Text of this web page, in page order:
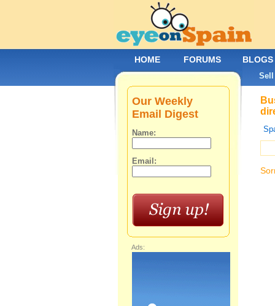
Our Weekly
Email Digest
Name:
Email:
Ads:
HOME FORUMS BLOGS